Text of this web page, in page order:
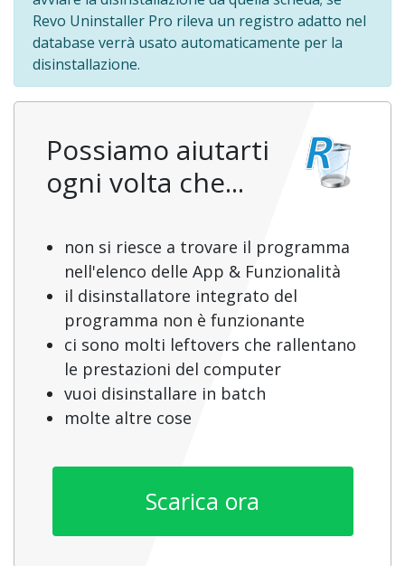
Revo Uninstaller Pro rileva un registro adatto nel
database verrà usato automaticamente per la
disinstallazione.
Possiamo aiutarti
ogni volta che...
non si riesce a trovare il programma
nell'elenco delle App & Funzionalità
il disinstallatore integrato del
programma non è funzionante
ci sono molti leftovers che rallentano
le prestazioni del computer
vuoi disinstallare in batch
molte altre cose
Scarica ora